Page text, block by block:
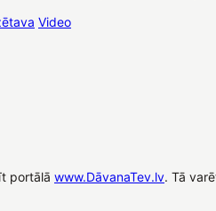
Video
portālā www.DāvanaTev.lv. Tā